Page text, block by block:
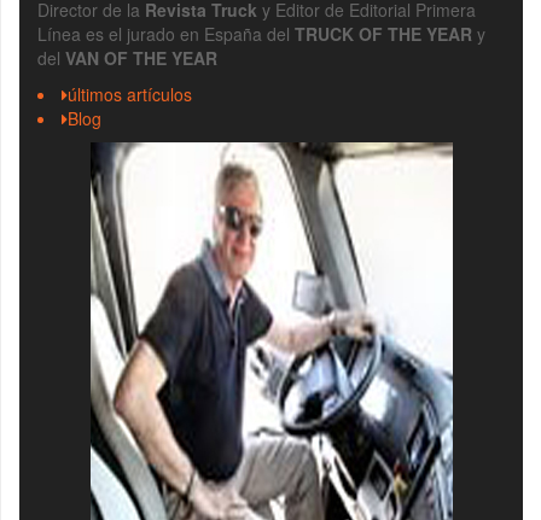
Director de la Revista Truck y Editor de Editorial Primera
Línea es el jurado en España del TRUCK OF THE YEAR y
del VAN OF THE YEAR
últimos artículos
Blog